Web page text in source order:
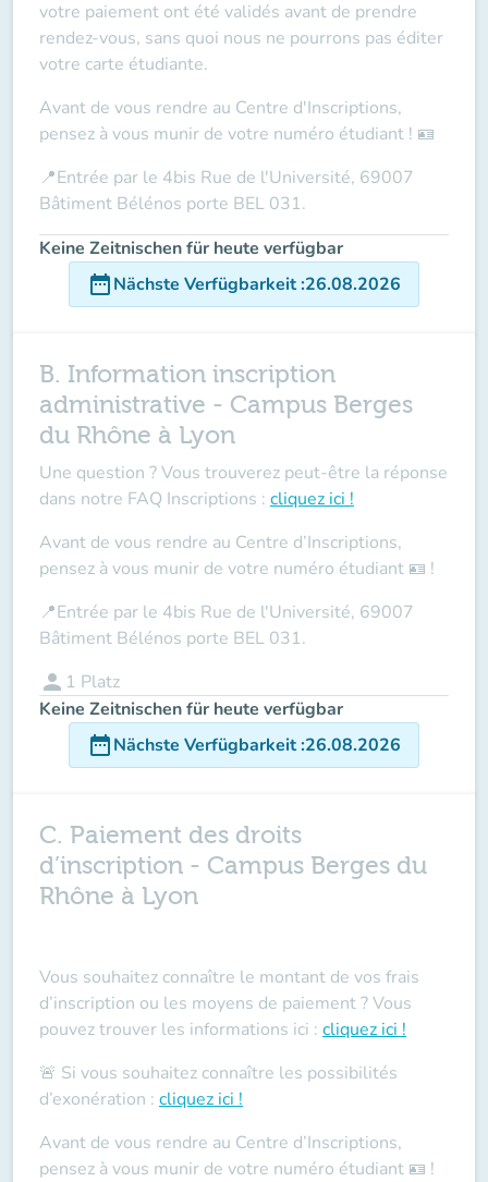
votre paiement ont été validés avant de prendre
rendez-vous, sans quoi nous ne pourrons pas éditer
votre carte étudiante.
Avant de vous rendre au Centre d'Inscriptions,
pensez à vous munir de votre numéro étudiant ! 🪪
📍Entrée par le 4bis Rue de l'Université, 69007
Bâtiment Bélénos porte BEL 031.
Keine Zeitnischen für heute verfügbar
date_rangeNächste Verfügbarkeit:26.08.2026
B. Information inscription
administrative - Campus Berges
du Rhône à Lyon
Une question ?Vous trouverez peut-être la réponse
dans notre FAQ Inscriptions : cliquez ici !
Avant de vous rendre au Centre d’Inscriptions,
pensez à vous munir de votre numéro étudiant 🪪 !
📍Entrée par le 4bis Rue de l'Université, 69007
Bâtiment Bélénos porte BEL 031.
person 1 Platz
Keine Zeitnischen für heute verfügbar
date_rangeNächste Verfügbarkeit:26.08.2026
C. Paiement des droits
d’inscription - Campus Berges du
Rhône à Lyon
Vous souhaitez connaître le montant de vos frais
d’inscription ou les moyens de paiement ? Vous
pouvez trouver les informations ici : cliquez ici !
🚨 Si vous souhaitez connaître les possibilités
d’exonération : cliquez ici !
Avant de vous rendre au Centre d’Inscriptions,
pensez à vous munir de votre numéro étudiant 🪪 !